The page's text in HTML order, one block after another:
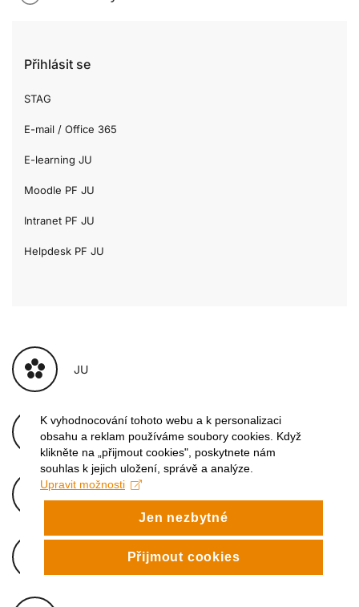
Přihlásit se
STAG
E-mail / Office 365
E-learning JU
Moodle PF JU
Intranet PF JU
Helpdesk PF JU
JU
Knihovna
Koleje a menzy
Nakladatelství
K vyhodnocování tohoto webu a k personalizaci
obsahu a reklam používáme soubory cookies. Když
klikněte na „přijmout cookies", poskytnete nám
souhlas k jejich uložení, správě a analýze.
Upravit možnosti
Jen nezbytné
Přijmout cookies